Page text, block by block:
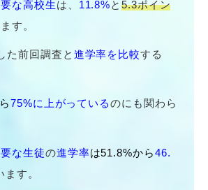
な高校生は、 11.8%と5.3ポイン
す。
た前回調査と 進学率を比較する
75%に上がっているのにも関わら
な生徒の進学率は51.8%から46.
ます。